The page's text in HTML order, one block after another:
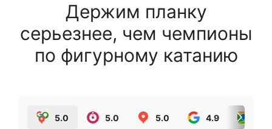
Держим планку
серьезнее, чем чемпионы
по фигурному катанию
5.0 5.0 5.0 4.9